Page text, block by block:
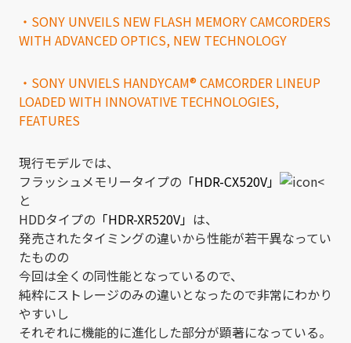
・SONY UNVEILS NEW FLASH MEMORY CAMCORDERS
WITH ADVANCED OPTICS, NEW TECHNOLOGY
・SONY UNVIELS HANDYCAM® CAMCORDER LINEUP
LOADED WITH INNOVATIVE TECHNOLOGIES,
FEATURES
現行モデルでは、
フラッシュメモリータイプの 「HDR-CX520V」
<
と
HDDタイプの 「HDR-XR520V」 は、
発売されたタイミングの違いから性能が若干異なってい
たものの
今回は全くの同性能となっているので、
純粋にストレージのみの違いとなったので非常にわかり
やすいし
それぞれに機能的に進化した部分が顕著になっている。